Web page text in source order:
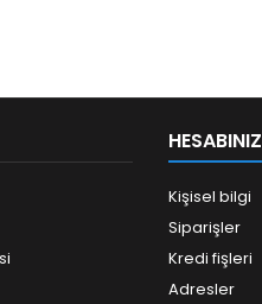
HESABINIZ
Kişisel bilgi
Siparişler
Kredi fişleri
Adresler